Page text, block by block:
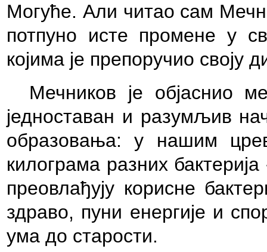
Могуће. Али читао сам
потпуно исте промене у
којима је препоручио своју
Мечников је објаснио
једноставан и разумљив
образовања: у нашим
килограма разних
преовлађују корисне
здраво, пуни енергије и
ума до старости.